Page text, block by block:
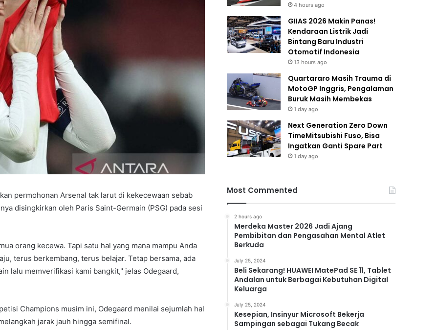
permohonan Arsenal tak larut di kekecewaan sebab
disingkirkan oleh Paris Saint-Germain (PSG) pada sesi
orang kecewa. Tapi satu hal yang mana mampu Anda
terus berkembang, terus belajar. Tetap bersama, ada
lalu memverifikasi kami bangkit," jelas Odegaard,
Champions musim ini, Odegaard menilai sejumlah hal
jarak jauh hingga semifinal.
4 hours ago
GIIAS 2026 Makin Panas!
Kendaraan Listrik Jadi
Bintang Baru Industri
Otomotif Indonesia
13 hours ago
Quartararo Masih Trauma di
MotoGP Inggris, Pengalaman
Buruk Masih Membekas
1 day ago
Next Generation Zero Down
TimeMitsubishi Fuso, Bisa
Ingatkan Ganti Spare Part
1 day ago
Most Commented
2 hours ago
Merdeka Master 2026 Jadi Ajang
Pembibitan dan Pengasahan Mental Atlet
Berkuda
July 25, 2024
Beli Sekarang! HUAWEI MatePad SE 11, Tablet
Andalan untuk Berbagai Kebutuhan Digital
Keluarga
July 25, 2024
Kesepian, Insinyur Microsoft Bekerja
Sampingan sebagai Tukang Becak